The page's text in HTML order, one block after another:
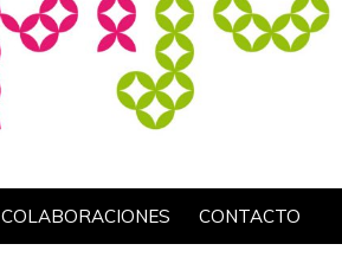
COLABORACIONES CONTACTO